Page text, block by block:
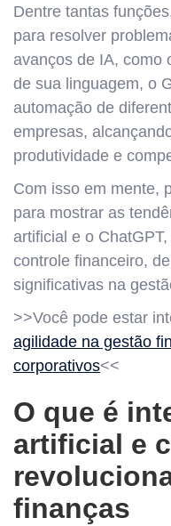
Dentre tantas
para resolver
avanços de IA, como
de sua linguagem, o
automação de
empresas,
produtividade e
Com isso em mente,
para mostrar as
artificial e o
controle financeiro,
significativas na
>>Você pode estar
agilidade na gestão
corporativos<<
O que é
artificial e
finanças